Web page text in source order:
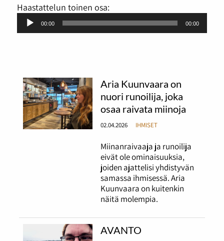
Haastattelun toinen osa:
Äänitoistin
00:00 00:00
Aria Kuunvaara on
nuori runoilija, joka
osaa raivata miinoja
02.04.2026 IHMISET
Miinanraivaaja ja runoilija
eivät ole ominaisuuksia,
joiden ajattelisi yhdistyvän
samassa ihmisessä. Aria
Kuunvaara on kuitenkin
näitä molempia.
AVANTO